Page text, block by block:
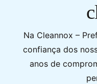
Na Cleannox –
confiança dos
anos de